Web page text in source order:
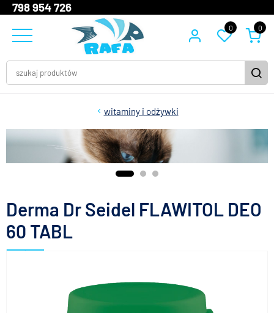
798 954 726
0 0
witaminy i odżywki
Derma Dr Seidel FLAWITOL DEO
60 TABL